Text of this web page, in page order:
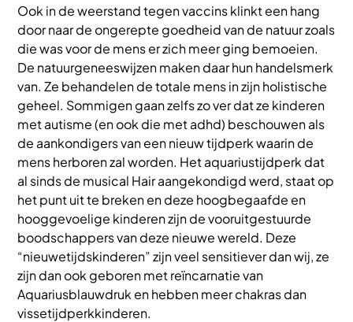
Ook in de weerstand tegen vaccins klinkt een hang
door naar de ongerepte goedheid van de natuur zoals
die was voor de mens er zich meer ging bemoeien.
De natuurgeneeswijzen maken daar hun handelsmerk
van. Ze behandelen de totale mens in zijn holistische
geheel. Sommigen gaan zelfs zo ver dat ze kinderen
met autisme (en ook die met adhd) beschouwen als
de aankondigers van een nieuw tijdperk waarin de
mens herboren zal worden. Het aquariustijdperk dat
al sinds de musical Hair aangekondigd werd, staat op
het punt uit te breken en deze hoogbegaafde en
hooggevoelige kinderen zijn de vooruitgestuurde
boodschappers van deze nieuwe wereld. Deze
“nieuwetijdskinderen” zijn veel sensitiever dan wij, ze
zijn dan ook geboren met reïncarnatie van
Aquariusblauwdruk en hebben meer chakras dan
vissetijdperkkinderen.